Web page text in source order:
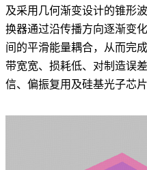
及采用几何渐变设计的锥形
换器通过沿传播方向逐渐变
间的平滑能量耦合，从而完
带宽宽、损耗低、对制造误
信、偏振复用及硅基光子芯